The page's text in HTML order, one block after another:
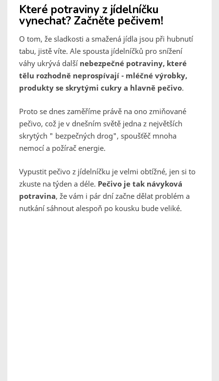
Které potraviny z jídelníčku
vynechat? Začněte pečivem!
O tom, že sladkosti a smažená jídla jsou při hubnutí
tabu, jistě víte. Ale spousta jídelníčků pro snížení
váhy ukrývá další nebezpečné potraviny, které
tělu rozhodně neprospívají - mléčné výrobky,
produkty se skrytými cukry a hlavně pečivo.
Proto se dnes zaměříme právě na ono zmiňované
pečivo, což je v dnešním světě jedna z největších
skrytých " bezpečných drog", spoušťěč mnoha
nemocí a požírač energie.
Vypustit pečivo z jídelníčku je velmi obtížné, jen si to
zkuste na týden a déle. Pečivo je tak návyková
potravina, že vám i pár dní začne dělat problém a
nutkání sáhnout alespoň po kousku bude veliké.